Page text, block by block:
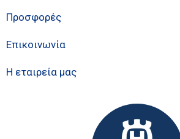
Προσφορές
Επικοινωνία
Η εταιρεία μας